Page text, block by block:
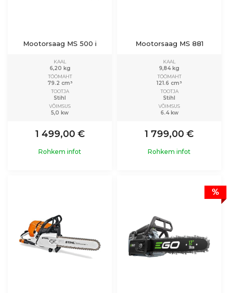
Mootorsaag MS 500 i
KAAL
6,20 kg
TÖÖMAHT
79.2 cm³
TOOTJA
Stihl
VÕIMSUS
5,0 kw
1 499,00 €
Rohkem infot
Mootorsaag MS 881
KAAL
9,84 kg
TÖÖMAHT
121.6 cm³
TOOTJA
Stihl
VÕIMSUS
6.4 kw
1 799,00 €
Rohkem infot
%